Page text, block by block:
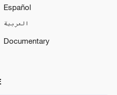
Español
العربية
Documentary